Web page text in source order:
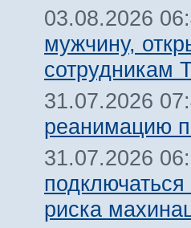
03.08.2026
мужчину,
сотрудникам
31.07.2026
реанимацию
31.07.2026
риска